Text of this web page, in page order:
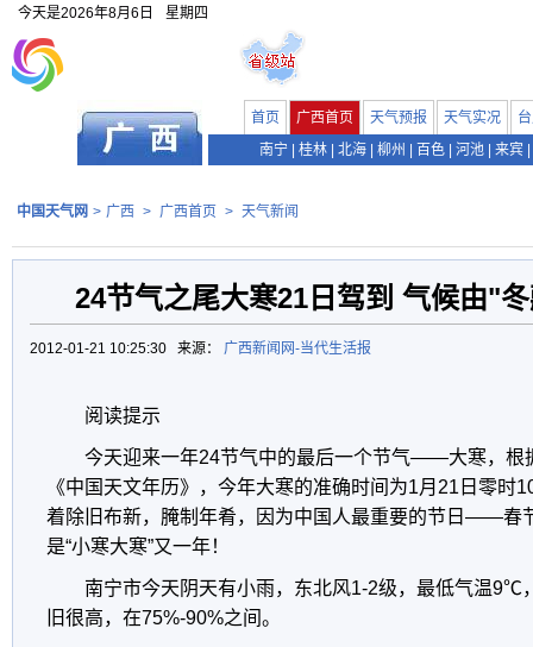
今天是2026年8月6日 星期四
首页 广西首页 天气预报 天气实况
南宁
桂林 北海 柳州 百色 河池 来宾
中国天气网 > 广西 > 广西首页 > 天气新闻
24节气之尾大寒21日驾到 气候由"
2012-01-21 10:25:30 来源： 广西新闻网-当代生活报
阅读提示
今天迎来一年24节气中的最后一个节气——大寒，根
《中国天文年历》，今年大寒的准确时间为1月21日零时
着除旧布新，腌制年肴，因为中国人最重要的节日——春
是“小寒大寒”又一年！
南宁市今天阴天有小雨，东北风1-2级，最低气温
旧很高，在75%-90%之间。